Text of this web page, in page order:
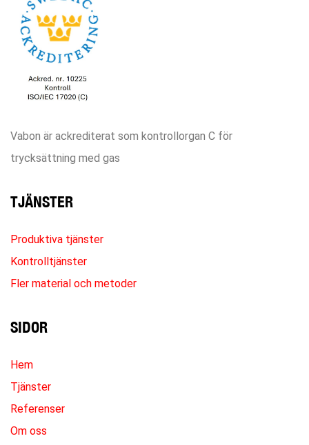
Vabon är ackrediterat som kontrollorgan C för
trycksättning med gas
TJÄNSTER
Produktiva tjänster
Kontrolltjänster
Fler material och metoder
SIDOR
Hem
Tjänster
Referenser
Om oss